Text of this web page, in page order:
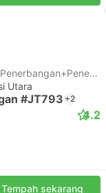
Sambungan tidak dijamin | Penerbangan+Penerbangan+Penerbangan
Utara
#JT793 +2
4.2
Tempah sekarang